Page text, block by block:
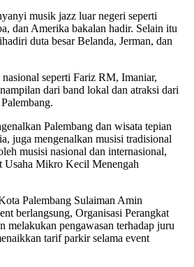
musik jazz luar negeri seperti
dan Amerika bakalan hadir. Selain itu
duta besar Belanda, Jerman, dan
seperti Fariz RM, Imaniar,
dari band lokal dan atraksi dari
Palembang dan wisata tepian
juga mengenalkan musisi tradisional
musisi nasional dan internasional,
Usaha Mikro Kecil Menengah
Palembang Sulaiman Amin
berlangsung, Organisasi Perangkat
melakukan pengawasan terhadap juru
tarif parkir selama event